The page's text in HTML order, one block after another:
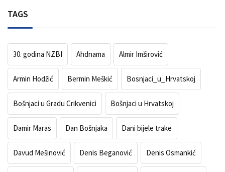
TAGS
30. godina NZBI Ahdnama Almir Imširović
Armin Hodžić Bermin Meškić Bosnjaci_u_Hrvatskoj
Bošnjaci u Gradu Crikvenici Bošnjaci u Hrvatskoj
Damir Maras Dan Bošnjaka Dani bijele trake
Davud Mešinović Denis Beganović Denis Osmankić